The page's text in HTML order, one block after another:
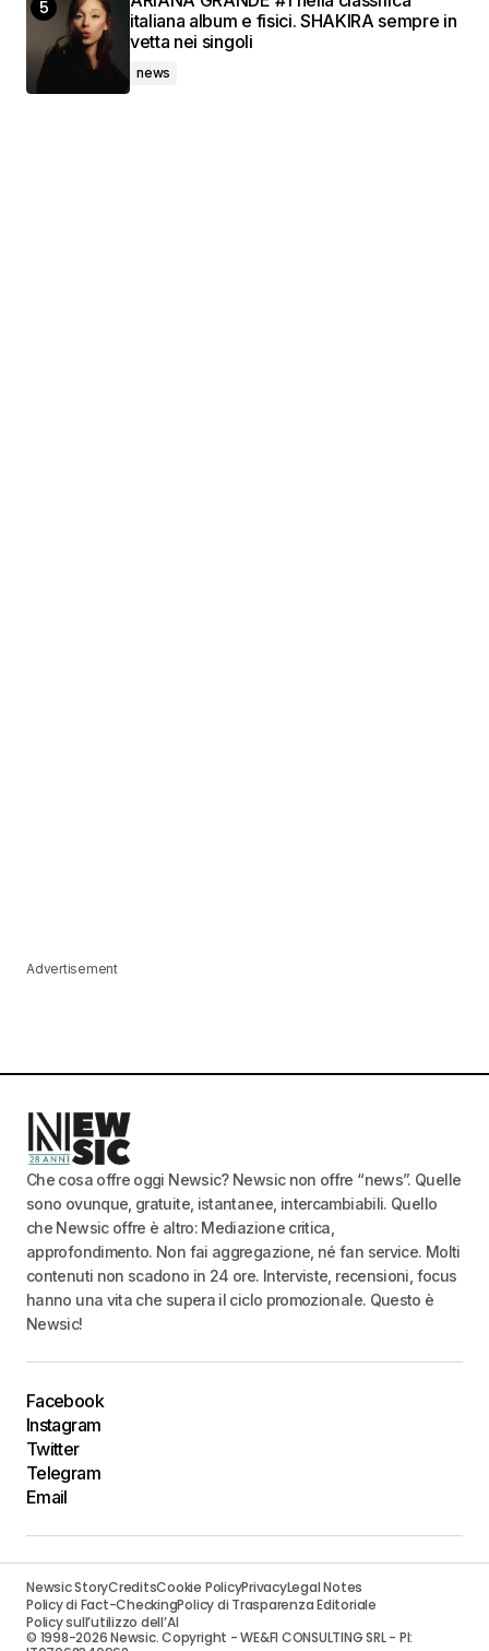
italiana album e fisici. SHAKIRA sempre in
vetta nei singoli
news
Advertisement
Che cosa offre oggi Newsic? Newsic non offre “news”. Quelle
sono ovunque, gratuite, istantanee, intercambiabili. Quello
che Newsic offre è altro: Mediazione critica,
approfondimento. Non fai aggregazione, né fan service. Molti
contenuti non scadono in 24 ore. Interviste, recensioni, focus
hanno una vita che supera il ciclo promozionale. Questo è
Newsic!
Facebook
Instagram
Twitter
Telegram
Email
Newsic StoryCreditsCookie PolicyPrivacyLegal Notes
Policy di Fact-CheckingPolicy di Trasparenza Editoriale
Policy sull’utilizzo dell’AI
© 1998-2026 Newsic. Copyright - WE&FI CONSULTING SRL - PI: